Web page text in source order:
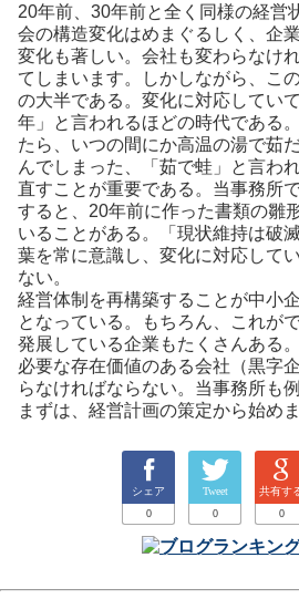
20年前、30年前と全く同様の経営
会の構造変化はめまぐるしく、企
変化も著しい。会社も変わらなけ
てしまいます。しかしながら、こ
の大半である。変化に対応してい
年」と言われるほどの時代である
たら、いつの間にか高温の湯で茹
んでしまった、「茹で蛙」と言わ
直すことが重要である。当事務所
すると、20年前に作った書類の雛
いることがある。「現状維持は破
葉を常に意識し、変化に対応して
ない。
経営体制を再構築することが中小
となっている。もちろん、これが
発展している企業もたくさんある
必要な存在価値のある会社（黒字
らなければならない。当事務所も
まずは、経営計画の策定から始めま
シェア
0
Tweet
0
共有す
0